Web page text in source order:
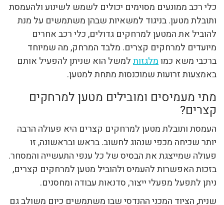
כלי רכב ממונעים מסוימים יכולים לשמש לשינוע ולהעמסת
ותובלת מטען. בניגוד למשאיות שבהן משתמשים על מנת
להוביל את המטען למרחקים גדולים, כלי רכב אחרים
מיועדים למרחקים קצרים. מלבד המרחק, מה שמיוחד
ברכבי משא כמומלגזותלמשל הוא שניתן להפעיל אותם
באמצעות זרועות שמוכנסות מתחת למטען.
מתי מעמיסים ומובילים מטען למרחקים
קצרים?
העמסת ותובלת מטען למרחקים קצרים היא פעולה הרבה
יותר שכיחה מכפי שנהוג לחשוב. בראש ובראשונה, זו
פעולה שמייצגת את הבסיס של כל ענפי התעשייה והמסחר.
בזכות האפשרות להעמיס ולהוביל מטען למרחקים קצרים,
ניתן לתפעל מפעלי ייצור, סדנאות עבודה ומחסנים.
שנית, הציוד המכני ההנדסי שבו משתמשים כיום משולב גם